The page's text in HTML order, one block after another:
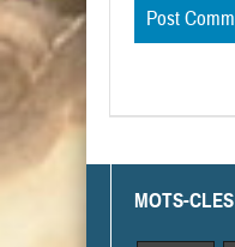
MOTS-CLES